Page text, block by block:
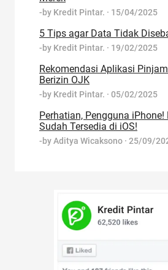
-by Kredit Pintar. · 15/04/2025
5 Tips agar Data Tidak
-by Kredit Pintar. · 19/02/2025
Rekomendasi Aplikasi
Berizin OJK
-by Kredit Pintar. · 05/02/2025
Perhatian, Pengguna iPhone!
Sudah Tersedia di iOS!
-byAditya Wicaksono · 25/09/